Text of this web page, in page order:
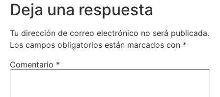
Deja una respuesta
Tu dirección de correo electrónico no será publicada.
Los campos obligatorios están marcados con *
Comentario *